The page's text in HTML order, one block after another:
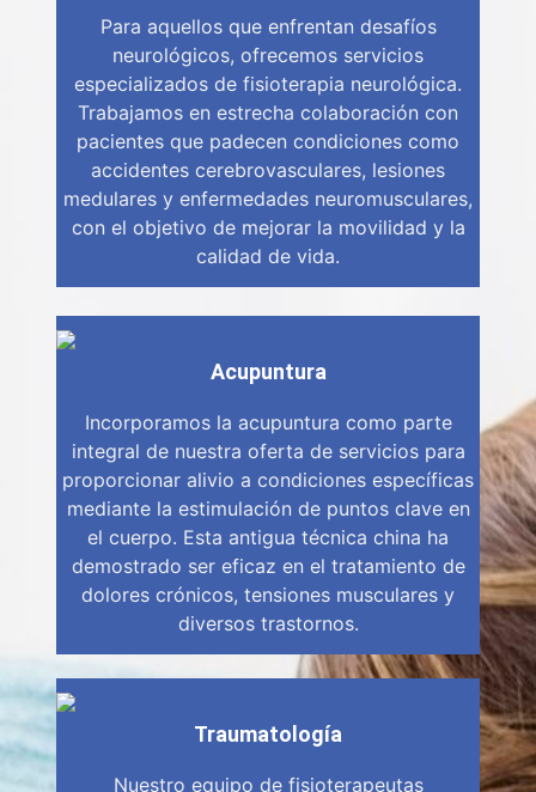
Para aquellos que enfrentan desafíos
neurológicos, ofrecemos servicios
especializados de fisioterapia neurológica.
Trabajamos en estrecha colaboración con
pacientes que padecen condiciones como
accidentes cerebrovasculares, lesiones
medulares y enfermedades neuromusculares,
con el objetivo de mejorar la movilidad y la
calidad de vida.
Acupuntura
Incorporamos la acupuntura como parte
integral de nuestra oferta de servicios para
proporcionar alivio a condiciones específicas
mediante la estimulación de puntos clave en
el cuerpo. Esta antigua técnica china ha
demostrado ser eficaz en el tratamiento de
dolores crónicos, tensiones musculares y
diversos trastornos.
Traumatología
Nuestro equipo de fisioterapeutas